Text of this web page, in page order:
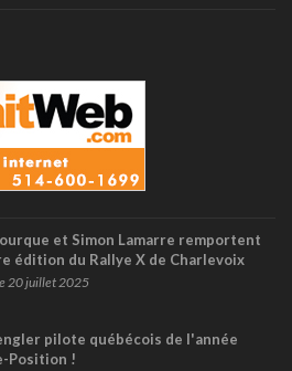
et Simon Lamarre remportent
édition du Rallye X de Charlevoix
20 juillet 2025
pilote québécois de l'année
Position !